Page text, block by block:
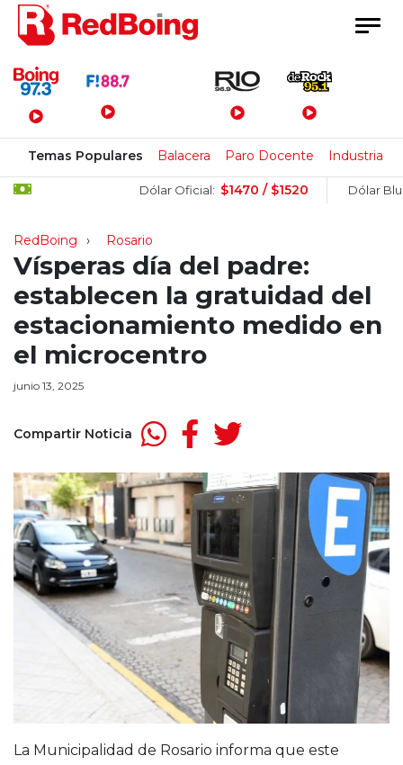
Menú Principal
Temas Populares Balacera Paro Docente Industria
Dólar Oficial: $1470 / $1520 Dólar Blue:
RedBoing Rosario
Vísperas día del padre:
establecen la gratuidad del
estacionamiento medido en
el microcentro
junio 13, 2025
Compartir Noticia
La Municipalidad de Rosario informa que este